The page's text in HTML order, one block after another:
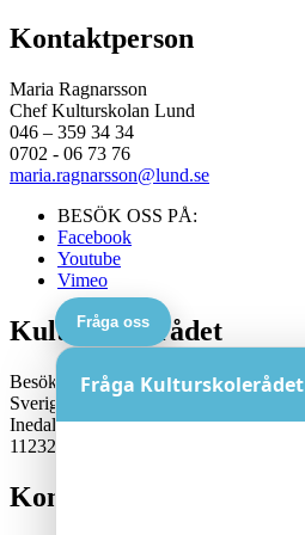
Kontaktperson
Maria Ragnarsson
Chef Kulturskolan Lund
046 – 359 34 34
0702 - 06 73 76
maria.ragnarsson@lund.se
BESÖK OSS PÅ:
Facebook
Youtube
Vimeo
Kulturskolerådet
Besöksadress:
Sveriges Kulturskoleråd
Inedalsgatan 15
11232 Stockholm
Kontakt
Fråga oss
Fråga Kulturskolerådet